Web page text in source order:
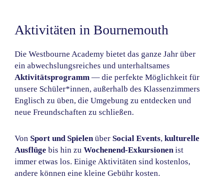
Aktivitäten in Bournemouth
Die Westbourne Academy bietet das ganze Jahr über
ein abwechslungsreiches und unterhaltsames
Aktivitätsprogramm — die perfekte Möglichkeit für
unsere Schüler*innen, außerhalb des Klassenzimmers
Englisch zu üben, die Umgebung zu entdecken und
neue Freundschaften zu schließen.
Von Sport und Spielen über Social Events, kulturelle
Ausflüge bis hin zu Wochenend-Exkursionen ist
immer etwas los. Einige Aktivitäten sind kostenlos,
andere können eine kleine Gebühr kosten.